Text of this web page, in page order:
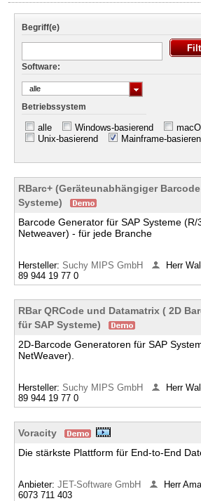
Begriff(e)
Software:
alle
Betriebssystem
alle Windows-basierend
Unix-basierend
Mainframe-
RBarc+ (Geräteunabhängiger
Systeme)
Barcode Generator für SAP Systeme (R/
Netweaver) - für jede Branche
Hersteller: Suchy MIPS GmbH Herr
89 944 19 77 0
RBar QRCode und Datamatrix ( 2D
für SAP Systeme)
2D-Barcode Generatoren für SAP
NetWeaver).
Hersteller: Suchy MIPS GmbH Herr
89 944 19 77 0
Voracity
Die stärkste Plattform für End-to-End
Anbieter: JET-Software GmbH Herr
6073 711 403